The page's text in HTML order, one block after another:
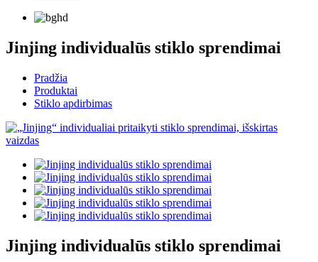
Jinjing individualūs stiklo sprendimai
Pradžia
Produktai
Stiklo apdirbimas
Jinjing individualūs stiklo sprendimai